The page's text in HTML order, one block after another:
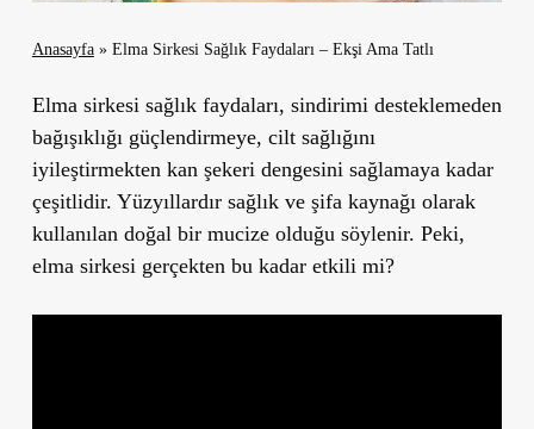
Anasayfa» Elma Sirkesi Sağlık Faydaları – Ekşi Ama Tatlı
Elma sirkesi sağlık faydaları, sindirimi desteklemeden
bağışıklığı güçlendirmeye, cilt sağlığını
iyileştirmekten kan şekeri dengesini sağlamaya kadar
çeşitlidir. Yüzyıllardır sağlık ve şifa kaynağı olarak
kullanılan doğal bir mucize olduğu söylenir. Peki,
elma sirkesi gerçekten bu kadar etkili mi?